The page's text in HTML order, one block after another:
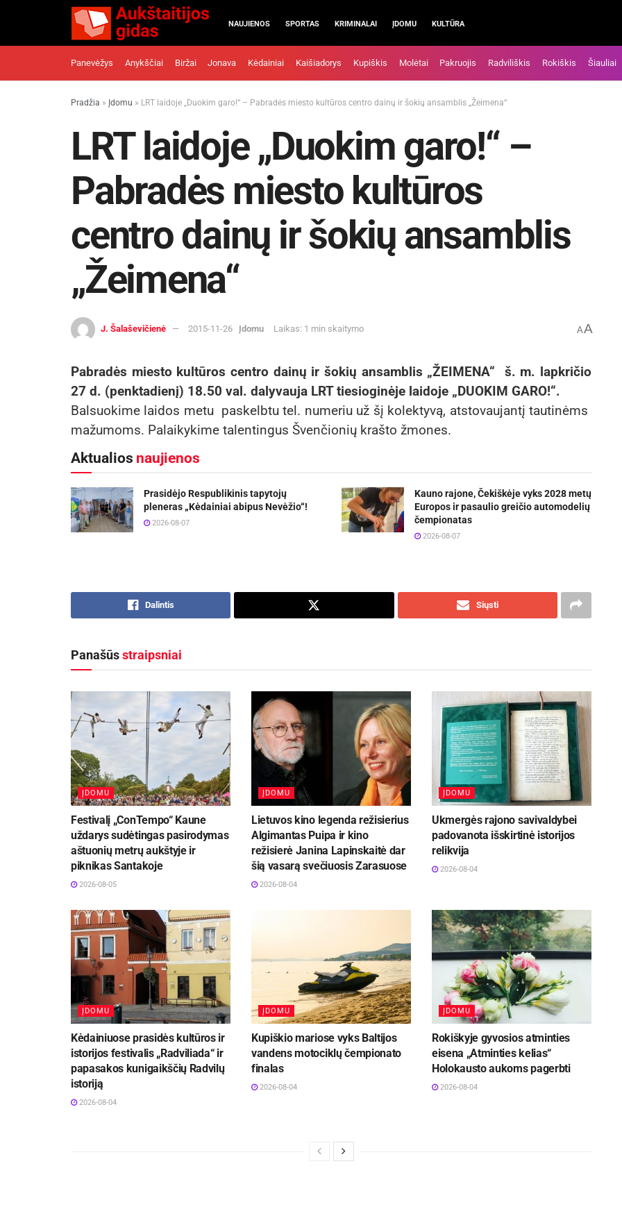
NAUJIENOS SPORTAS KRIMINALAI ĮDOMU KULTŪRA
Panevėžys Anykščiai Biržai Jonava Kėdainiai Kaišiadorys Kupiškis Molėtai Pakruojis Radviliškis Rokiškis Šiauliai
Pradžia » Įdomu » LRT laidoje „Duokim garo!“ – Pabradės miesto kultūros centro dainų ir šokių ansamblis „Žeimena“
LRT laidoje „Duokim garo!“ –
Pabradės miesto kultūros
centro dainų ir šokių ansamblis
„Žeimena“
J. Šalaševičienė 2015-11-26 Įdomu Laikas: 1 min skaitymo AA
Pabradės miesto kultūros centro dainų ir šokių ansamblis „ŽEIMENA“ š. m. lapkričio
27 d. (penktadienį) 18.50 val. dalyvauja LRT tiesioginėje laidoje „DUOKIM GARO!“.
Balsuokime laidos metu paskelbtu tel. numeriu už šį kolektyvą, atstovaujantį tautinėms
mažumoms. Palaikykime talentingus Švenčionių krašto žmones.
Aktualios naujienos
Prasidėjo Respublikinis tapytojų
pleneras „Kėdainiai abipus Nevėžio“!
2026-08-07
Kauno rajone, Čekiškėje vyks 2028 metų
Europos ir pasaulio greičio automodelių
čempionatas
2026-08-07
Dalintis Siųsti
Panašūsstraipsniai
ĮDOMU
Festivalį „ConTempo“ Kaune
uždarys sudėtingas pasirodymas
aštuonių metrų aukštyje ir
piknikas Santakoje
2026-08-05
ĮDOMU
Lietuvos kino legenda režisierius
Algimantas Puipa ir kino
režisierė Janina Lapinskaitė dar
šią vasarą svečiuosis Zarasuose
2026-08-04
ĮDOMU
Ukmergės rajono savivaldybei
padovanota išskirtinė istorijos
relikvija
2026-08-04
ĮDOMU
Kėdainiuose prasidės kultūros ir
istorijos festivalis „Radviliada“ ir
papasakos kunigaikščių Radvilų
istoriją
2026-08-04
ĮDOMU
Kupiškio mariose vyks Baltijos
vandens motociklų čempionato
finalas
2026-08-04
ĮDOMU
Rokiškyje gyvosios atminties
eisena „Atminties kelias“
Holokausto aukoms pagerbti
2026-08-04